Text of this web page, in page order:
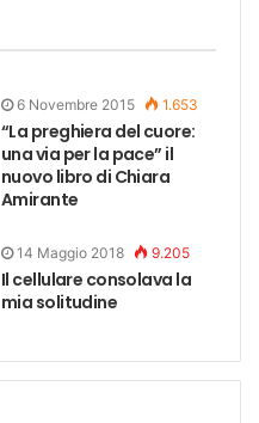
6 Novembre 2015 1.653
“La preghiera del cuore:
una via per la pace” il
nuovo libro di Chiara
Amirante
14 Maggio 2018 9.205
Il cellulare consolava la
mia solitudine